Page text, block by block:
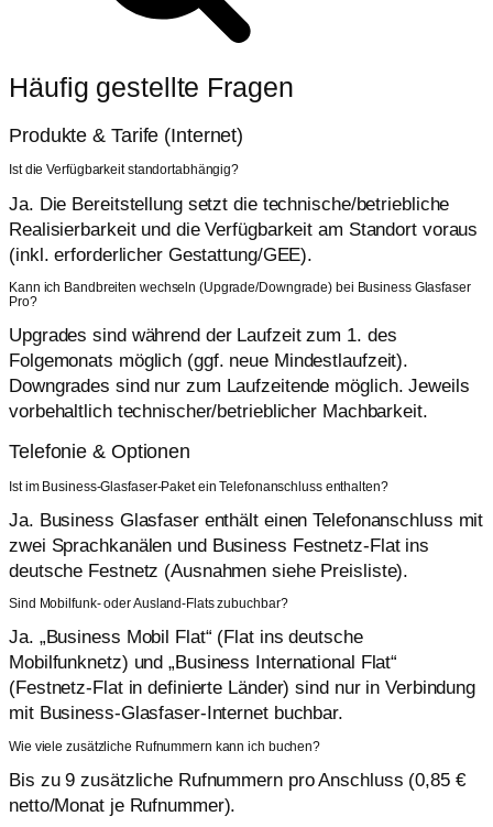
Häufig gestellte Fragen
Produkte & Tarife (Internet)
Ist die Verfügbarkeit standortabhängig?
Ja. Die Bereitstellung setzt die technische/betriebliche
Realisierbarkeit und die Verfügbarkeit am Standort voraus
(inkl. erforderlicher Gestattung/GEE).
Kann ich Bandbreiten wechseln (Upgrade/Downgrade) bei Business Glasfaser
Pro?
Upgrades sind während der Laufzeit zum 1. des
Folgemonats möglich (ggf. neue Mindestlaufzeit).
Downgrades sind nur zum Laufzeitende möglich. Jeweils
vorbehaltlich technischer/betrieblicher Machbarkeit.
Telefonie & Optionen
Ist im Business-Glasfaser-Paket ein Telefonanschluss enthalten?
Ja. Business Glasfaser enthält einen Telefonanschluss mit
zwei Sprachkanälen und Business Festnetz-Flat ins
deutsche Festnetz (Ausnahmen siehe Preisliste).
Sind Mobilfunk- oder Ausland-Flats zubuchbar?
Ja. „Business Mobil Flat“ (Flat ins deutsche
Mobilfunknetz) und „Business International Flat“
(Festnetz-Flat in definierte Länder) sind nur in Verbindung
mit Business-Glasfaser-Internet buchbar.
Wie viele zusätzliche Rufnummern kann ich buchen?
Bis zu 9 zusätzliche Rufnummern pro Anschluss (0,85 €
netto/Monat je Rufnummer).